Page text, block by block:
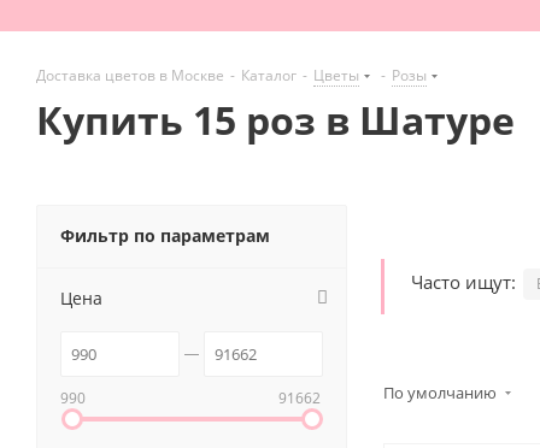
Доставка цветов в Москве - Каталог - Цветы - Розы
Купить 15 роз в Шатуре
Часто ищут:
По умолчанию
Фильтр по параметрам
Цена
990 91662